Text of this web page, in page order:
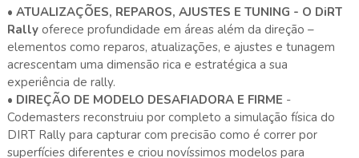
• ATUALIZAÇÕES, REPAROS, AJUSTES E TUNING - O DiRT
Rallyoferece profundidade em áreas além da direção –
elementos como reparos, atualizações, e ajustes e tunagem
acrescentam uma dimensão rica e estratégica a sua
experiência de rally.
• DIREÇÃO DE MODELO DESAFIADORA E FIRME -
Codemasters reconstruiu por completo a simulação física do
DIRT Rally para capturar com precisão como é correr por
superfícies diferentes e criou novíssimos modelos para